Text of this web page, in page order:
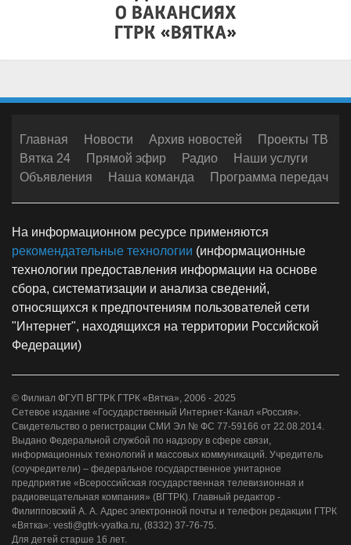
Главная Новости Архив новостей
Проекты ТВ
Вятка 24
Прямой эфир Радио
Наши услуги
Объявления
Наша команда Программа передач
На информационном ресурсе применяются
рекомендательные технологии (информационные
технологии предоставления информации на основе
сбора, систематизации и анализа сведений,
относящихся к предпочтениям пользователей сети
"Интернет", находящихся на территории Российской
Федерации)
© Филиал ФГУП ВГТРК ГТРК «Вятка», 2006 - 2025
Сетевое издание «Государственный Интернет-Канал «Россия».
Свидетельство о регистрации СМИ Эл № ФС 77-59166 от 22.08.2014.
Выдано Федеральной службой по надзору в сфере связи,
информационных технологий и массовых коммуникаций. Учредитель
(соучредители) – федеральное государственное унитарное
предприятие «Всероссийская государственная телевизионная и
радиовещательная компания» (ВГТРК). Главный редактор -
Филипповский А. А. Адрес электронной почты и телефон редакции ГТРК
«Вятка»: vesti@gtrk-vyatka.ru, (8332) 37-76-75.
Для детей старше 16 лет.